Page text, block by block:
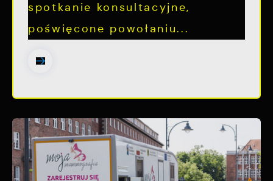
spotkanie konsultacyjne,
poświęcone powołaniu...